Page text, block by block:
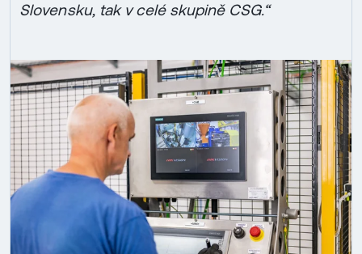
Slovensku, tak v celé skupině CSG.“